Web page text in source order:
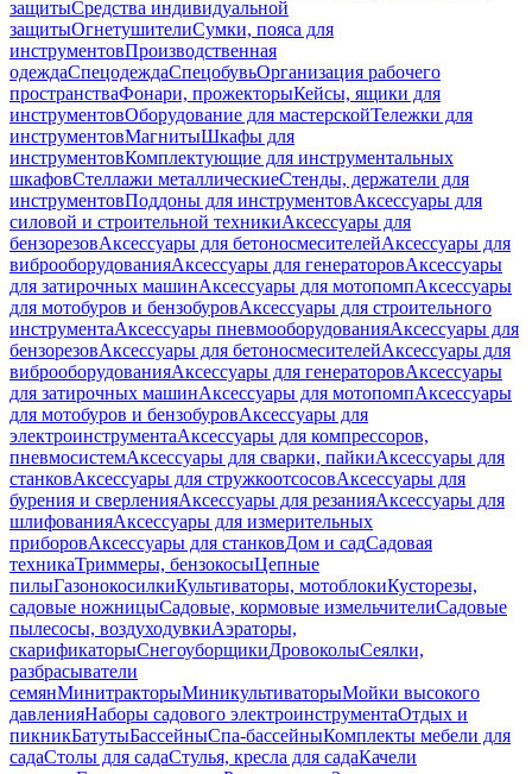
защитыСредства индивидуальной
защитыОгнетушителиСумки, пояса для
инструментовПроизводственная
одеждаСпецодеждаСпецобувьОрганизация рабочего
пространстваФонари, прожекторыКейсы, ящики для
инструментовОборудование для мастерскойТележки для
инструментовМагнитыШкафы для
инструментовКомплектующие для инструментальных
шкафовСтеллажи металлическиеСтенды, держатели для
инструментовПоддоны для инструментовАксессуары для
силовой и строительной техникиАксессуары для
бензорезовАксессуары для бетоносмесителейАксессуары для
виброоборудованияАксессуары для генераторовАксессуары
для затирочных машинАксессуары для мотопомпАксессуары
для мотобуров и бензобуровАксессуары для строительного
инструментаАксессуары пневмооборудованияАксессуары для
бензорезовАксессуары для бетоносмесителейАксессуары для
виброоборудованияАксессуары для генераторовАксессуары
для затирочных машинАксессуары для мотопомпАксессуары
для мотобуров и бензобуровАксессуары для
электроинструментаАксессуары для компрессоров,
пневмосистемАксессуары для сварки, пайкиАксессуары для
станковАксессуары для стружкоотсосовАксессуары для
бурения и сверленияАксессуары для резанияАксессуары для
шлифованияАксессуары для измерительных
приборовАксессуары для станковДом и садСадовая
техникаТриммеры, бензокосыЦепные
пилыГазонокосилкиКультиваторы, мотоблокиКусторезы,
садовые ножницыСадовые, кормовые измельчителиСадовые
пылесосы, воздуходувкиАэраторы,
скарификаторыСнегоуборщикиДровоколыСеялки,
разбрасыватели
семянМинитракторыМиникультиваторыМойки высокого
давленияНаборы садового электроинструментаОтдых и
пикникБатутыБассейныСпа-бассейныКомплекты мебели для
садаСтолы для садаСтулья, кресла для садаКачели